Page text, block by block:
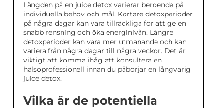
Längden på en juice detox varierar beroende på
individuella behov och mål. Kortare detoxperioder
på några dagar kan vara tillräckliga för att ge en
snabb rensning och öka energinivån. Längre
detoxperioder kan vara mer utmanande och kan
variera från några dagar till några veckor. Det är
viktigt att komma ihåg att konsultera en
hälsoprofessionell innan du påbörjar en långvarig
juice detox.
Vilka är de potentiella